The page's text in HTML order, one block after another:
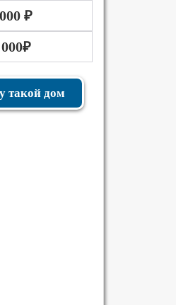
₽
такой дом